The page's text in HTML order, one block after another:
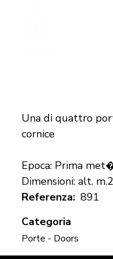
Una di quattro
cornice
Epoca: Prima
Dimensioni: alt.
Referenza 891
Categoria
Porte - Doors